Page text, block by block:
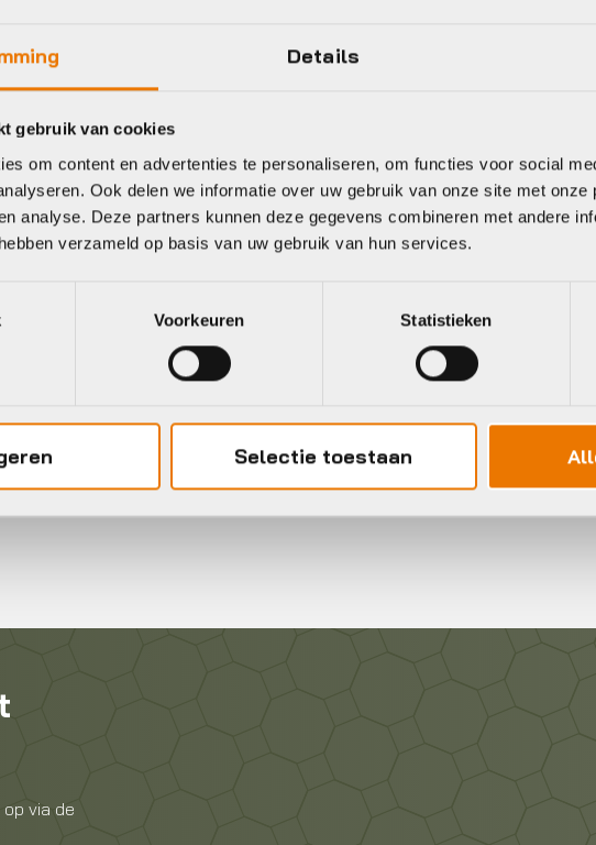
Details
gebruik van cookies
om content en advertenties te personaliseren, om functies voor social
Ook delen we informatie over uw gebruik van onze site met onze
analyse. Deze partners kunnen deze gegevens combineren met andere
verzameld op basis van uw gebruik van hun services.
Voorkeuren Statistieken
Selectie toestaan
TopPack
€28,95
Oorspronkelijke
was:
€28,95.
€19,95
Huidige
is:
€19,95.
Op voorraad in winkel
was:
€84,99.
is:
€74,99.
Op voorraad in winkel
personeel
via de